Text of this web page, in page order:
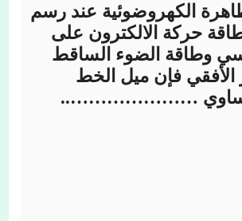
الكهروضوئية عند رسم
طاقة حركة الالكترون على
وطاقة الضوء الساقط
الأفقي فإن ميل الخط
يساوي …………………..